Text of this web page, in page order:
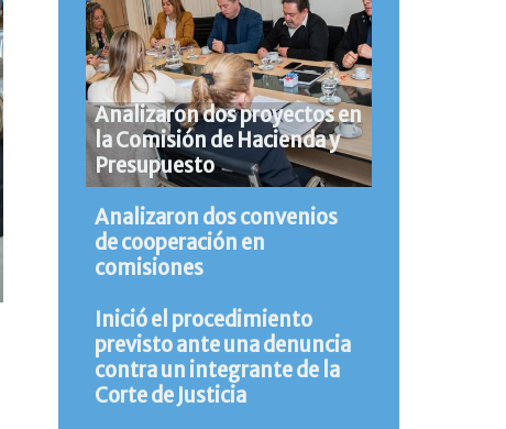
Analizaron dos proyectos en
la Comisión de Hacienda y
Presupuesto
Analizaron dos convenios
de cooperación en
comisiones
Inició el procedimiento
previsto ante una denuncia
contra un integrante de la
Corte de Justicia